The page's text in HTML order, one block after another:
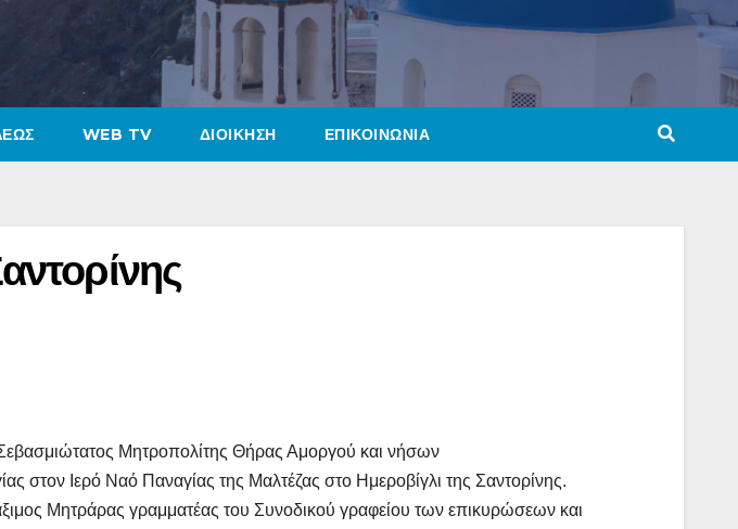
WEB TV ΔΙΟΙΚΗΣΗ ΕΠΙΚΟΙΝΩΝΙΑ
Μητροπολίτης Θήρας Αμοργού και νήσων
στον Ιερό Ναό Παναγίας της Μαλτέζας στο Ημεροβίγλι της Σαντορίνης.
Μητράρας γραμματέας του Συνοδικού γραφείου των επικυρώσεων και